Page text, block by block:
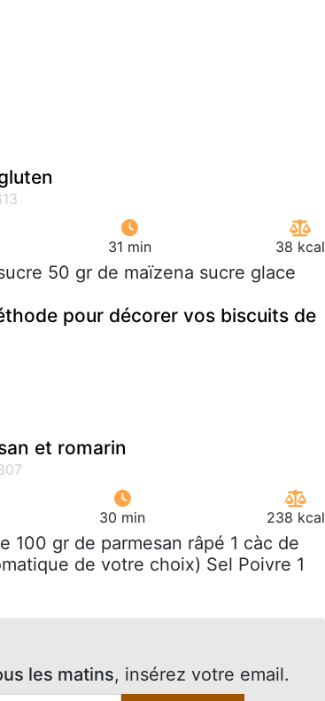
31 min 38 kcal
50 gr de maïzena sucre glace
pour décorer vos biscuits de
et romarin
30 min 238 kcal
100 gr de parmesan râpé 1 càc de
de votre choix) Sel Poivre 1
les matins, insérez votre email.